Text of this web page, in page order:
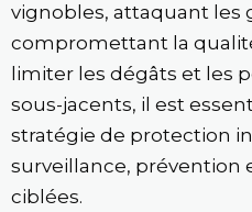
vignobles, attaquant les
compromettant la
limiter les dégâts et les
sous-jacents, il est
stratégie de protection
surveillance, prévention
ciblées.